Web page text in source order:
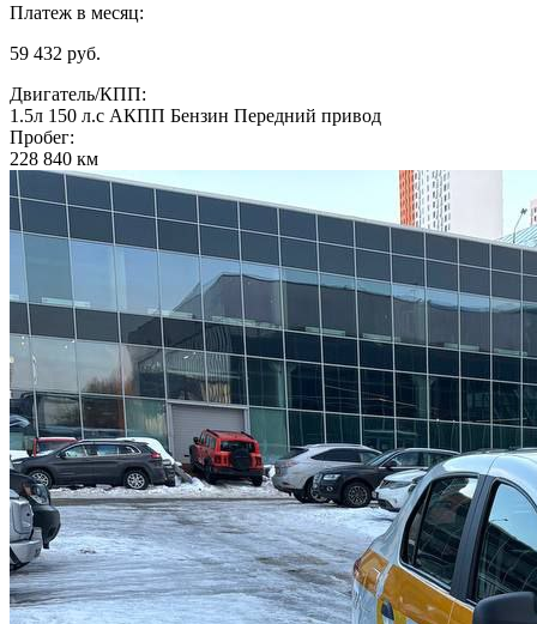
Платеж в месяц:
59 432 руб.
Двигатель/КПП:
1.5л 150 л.с АКПП Бензин Передний привод
Пробег:
228 840 км